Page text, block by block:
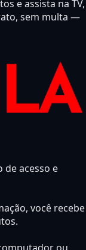
e assista na TV,
sem multa —
de acesso e
você recebe
ou